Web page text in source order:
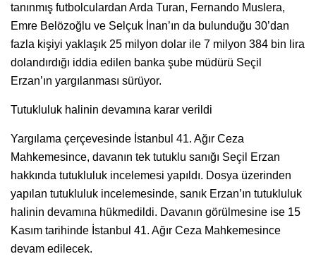
tanınmış futbolculardan Arda Turan, Fernando Muslera,
Emre Belözoğlu ve Selçuk İnan’ın da bulunduğu 30’dan
fazla kişiyi yaklaşık 25 milyon dolar ile 7 milyon 384 bin lira
dolandırdığı iddia edilen banka şube müdürü Seçil
Erzan’ın yargılanması sürüyor.
Tutukluluk halinin devamına karar verildi
Yargılama çerçevesinde İstanbul 41. Ağır Ceza
Mahkemesince, davanın tek tutuklu sanığı Seçil Erzan
hakkında tutukluluk incelemesi yapıldı. Dosya üzerinden
yapılan tutukluluk incelemesinde, sanık Erzan’ın tutukluluk
halinin devamına hükmedildi. Davanın görülmesine ise 15
Kasım tarihinde İstanbul 41. Ağır Ceza Mahkemesince
devam edilecek.